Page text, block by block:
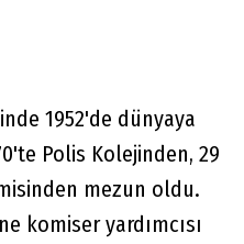
1952'de dünyaya
Polis Kolejinden, 29
mezun oldu.
komiser yardımcısı